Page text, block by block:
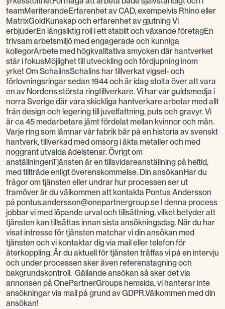
teamMeriterandeErfarenhet av CAD, exempelvis Rhino eller
MatrixGoldKunskap och erfarenhet av gjutning Vi
erbjuderEn långsiktig roll i ett stabilt och växande företagEn
trivsam arbetsmiljö med engagerade och kunniga
kollegorArbete med högkvalitativa smycken där hantverket
står i fokusMöjlighet till utveckling och fördjupning inom
yrket Om SchalinsSchalins har tillverkat vigsel- och
förlovningsringar sedan 1944 och är idag stolta över att vara
en av Nordens största ringtillverkare. Vi har vår guldsmedja i
norra Sverige där våra skickliga hantverkare arbetar med allt
från design och legering till juvelfattning, puts och gravyr. Vi
är ca 45 medarbetare jämt fördelat mellan kvinnor och män.
Varje ring som lämnar vår fabrik bär på en historia av svenskt
hantverk, tillverkad med omsorg i äkta metaller och med
noggrant utvalda ädelstenar. Övrigt om
anställningenTjänsten är en tillsvidareanställning på heltid,
med tillträde enligt överenskommelse. Din ansökanHar du
frågor om tjänsten eller undrar hur processen ser ut
framöver är du välkommen att kontakta Pontus Andersson
på pontus.andersson@onepartnergroup.se I denna process
jobbar vi med löpande urval och tillsättning, vilket betyder att
tjänsten kan tillsättas innan sista ansökningsdag. När du har
visat intresse för tjänsten matchar vi din ansökan med
tjänsten och vi kontaktar dig via mail eller telefon för
återkoppling. Är du aktuell för tjänsten träffas vi på en intervju
och under processen sker även referenstagning och
bakgrundskontroll. Gällande ansökan så sker det via
annonsen på OnePartnerGroups hemsida, vi hanterar inte
ansökningar via mail på grund av GDPR.Välkommen med din
ansökan!